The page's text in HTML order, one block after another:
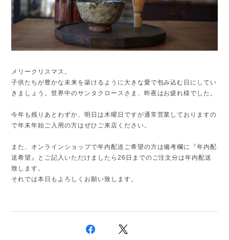
メリークリスマス。
子供たちが豊かな未来を築けるように大きな愛で包み込む日にしてい
きましょう。世界中のサンタクロースさま、昨夜はお疲れ様でした。
今年も残りあとわずか、明日は木曜日ですが通常営業しておりますの
で年末年始ご入用の方はぜひご来店ください。
また、オンラインショップで年内配送ご希望の方は備考欄に『年内配
送希望』とご記入いただけましたら26日までのご注文分は年内配送
致します。
それでは本日もよろしくお願い致します。